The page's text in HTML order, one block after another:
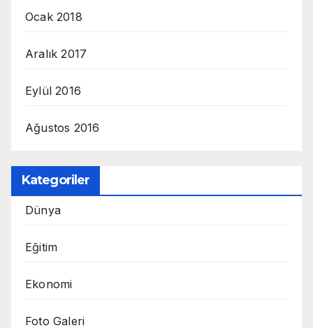
Ocak 2018
Aralık 2017
Eylül 2016
Ağustos 2016
Kategoriler
Dünya
Eğitim
Ekonomi
Foto Galeri